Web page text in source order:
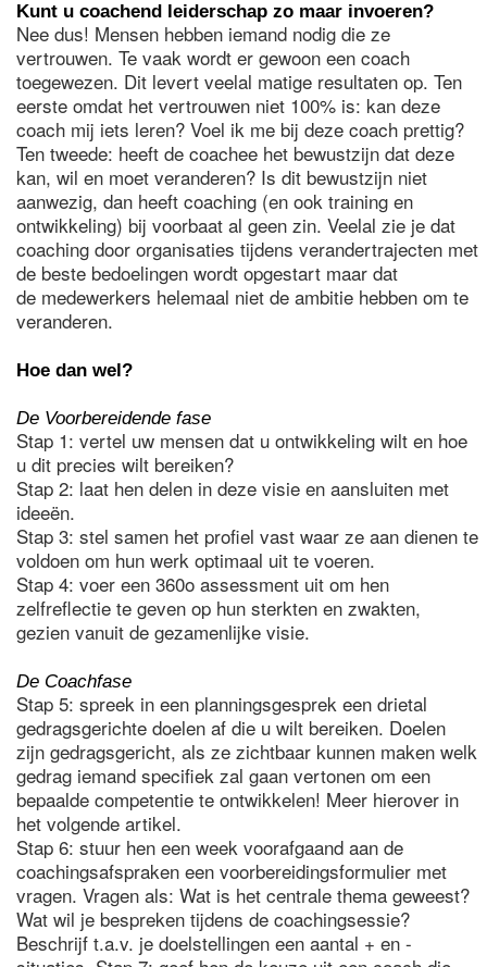
Kunt u coachend leiderschap zo maar invoeren?
Nee dus! Mensen hebben iemand nodig die ze
vertrouwen. Te vaak wordt er gewoon een coach
toegewezen. Dit levert veelal matige resultaten op. Ten
eerste omdat het vertrouwen niet 100% is: kan deze
coach mij iets leren? Voel ik me bij deze coach prettig?
Ten tweede: heeft de coachee het bewustzijn dat deze
kan, wil en moet veranderen? Is dit bewustzijn niet
aanwezig, dan heeft coaching (en ook training en
ontwikkeling) bij voorbaat al geen zin. Veelal zie je dat
coaching door organisaties tijdens verandertrajecten met
de beste bedoelingen wordt opgestart maar dat
de medewerkers helemaal niet de ambitie hebben om te
veranderen.
Hoe dan wel?
De Voorbereidende fase
Stap 1: vertel uw mensen dat u ontwikkeling wilt en hoe
u dit precies wilt bereiken?
Stap 2: laat hen delen in deze visie en aansluiten met
ideeën.
Stap 3: stel samen het profiel vast waar ze aan dienen te
voldoen om hun werk optimaal uit te voeren.
Stap 4: voer een 360o assessment uit om hen
zelfreflectie te geven op hun sterkten en zwakten,
gezien vanuit de gezamenlijke visie.
De Coachfase
Stap 5: spreek in een planningsgesprek een drietal
gedragsgerichte doelen af die u wilt bereiken. Doelen
zijn gedragsgericht, als ze zichtbaar kunnen maken welk
gedrag iemand specifiek zal gaan vertonen om een
bepaalde competentie te ontwikkelen! Meer hierover in
het volgende artikel.
Stap 6: stuur hen een week voorafgaand aan de
coachingsafspraken een voorbereidingsformulier met
vragen. Vragen als: Wat is het centrale thema geweest?
Wat wil je bespreken tijdens de coachingsessie?
Beschrijf t.a.v. je doelstellingen een aantal + en -